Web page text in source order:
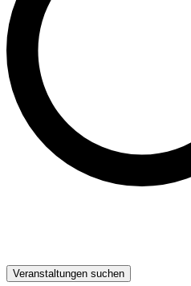
Veranstaltungen suchen